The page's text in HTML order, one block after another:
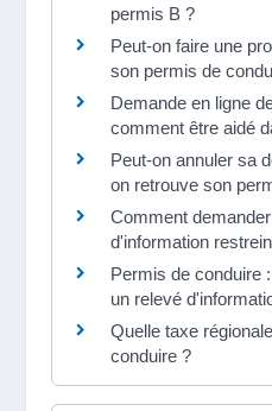
permis B ?
Peut-on faire une
son permis de
Demande en ligne
comment être aidé
Peut-on annuler sa
on retrouve son
Comment
d'information
Permis de conduire
un relevé
Quelle taxe
conduire ?